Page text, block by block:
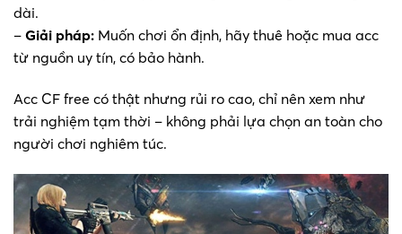
dài.
– Giải pháp: Muốn chơi ổn định, hãy thuê hoặc mua acc
từ nguồn uy tín, có bảo hành.
Acc CF free có thật nhưng rủi ro cao, chỉ nên xem như
trải nghiệm tạm thời – không phải lựa chọn an toàn cho
người chơi nghiêm túc.